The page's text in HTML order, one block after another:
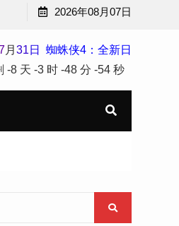
2026年08月07日
月 31 日
蜘蛛侠4：全新日
-8 天 -3 时 -48 分 -55 秒